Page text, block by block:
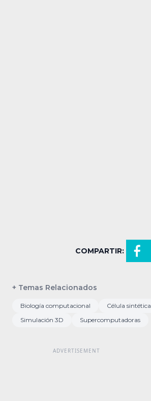
COMPARTIR:
+ Temas Relacionados
Biología computacional Célula sintética
Simulación 3D
Supercomputadoras